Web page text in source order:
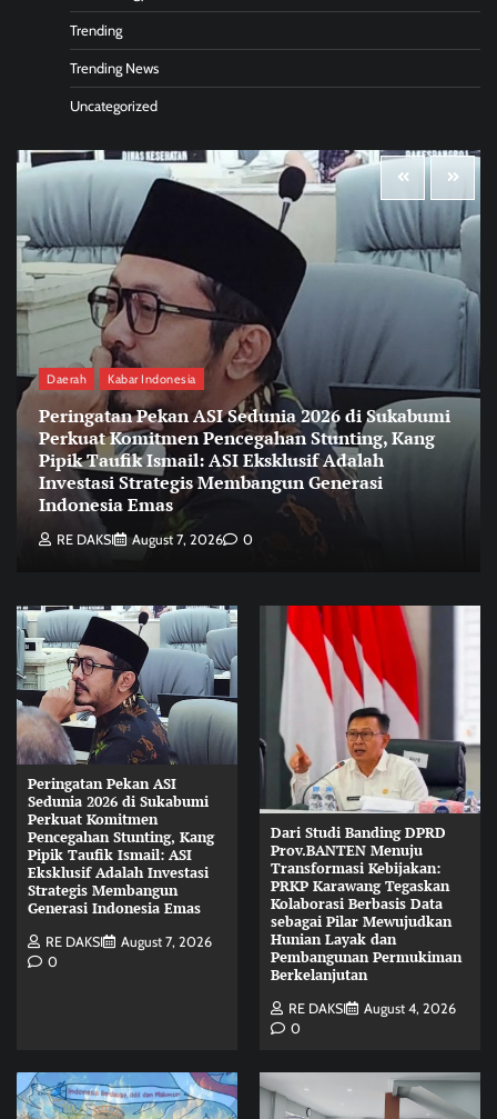
Trending
Trending News
Uncategorized
Daerah Kabar Indonesia
Peringatan Pekan ASI Sedunia 2026 di Sukabumi
Perkuat Komitmen Pencegahan Stunting, Kang
Pipik Taufik Ismail: ASI Eksklusif Adalah
Investasi Strategis Membangun Generasi
Indonesia Emas
RE DAKSI August 7, 2026 0
Peringatan Pekan ASI
Sedunia 2026 di Sukabumi
Perkuat Komitmen
Pencegahan Stunting, Kang
Pipik Taufik Ismail: ASI
Eksklusif Adalah Investasi
Strategis Membangun
Generasi Indonesia Emas
RE DAKSI
August 7, 2026
0
Dari Studi Banding DPRD
Prov.BANTEN Menuju
Transformasi Kebijakan:
PRKP Karawang Tegaskan
Kolaborasi Berbasis Data
sebagai Pilar Mewujudkan
Hunian Layak dan
Pembangunan Permukiman
Berkelanjutan
RE DAKSI
August 4, 2026
0